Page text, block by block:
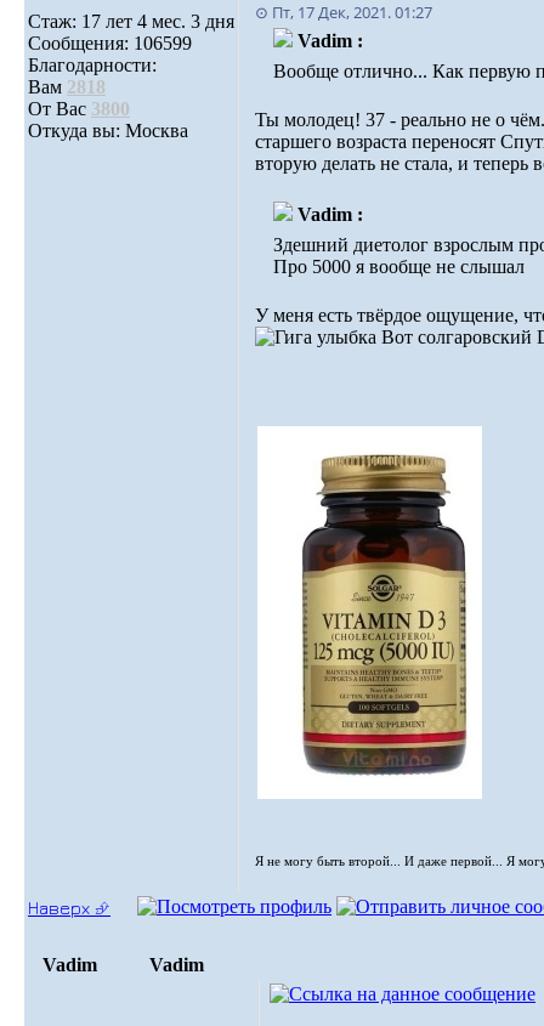
Стаж: 17 лет 4 мес. 3 дня
Сообщения: 106599
Благодарности:
Вам 2818
От Вас 3800
Откуда вы: Москва
⊙ Пт, 17 Дек, 2021. 01:27
Vadim :
Вообще отлично... Как первую
Ты молодец! 37 - реально не о
старшего возраста переносят
вторую делать не стала, и теперь
Vadim :
Здешний диетолог взрослым
Про 5000 я вообще не слышал
У меня есть твёрдое ощущение,
Вот солгаровский
Я не могу быть второй... И даже первой... Я
Наверх ⮵
Vadim Vadim